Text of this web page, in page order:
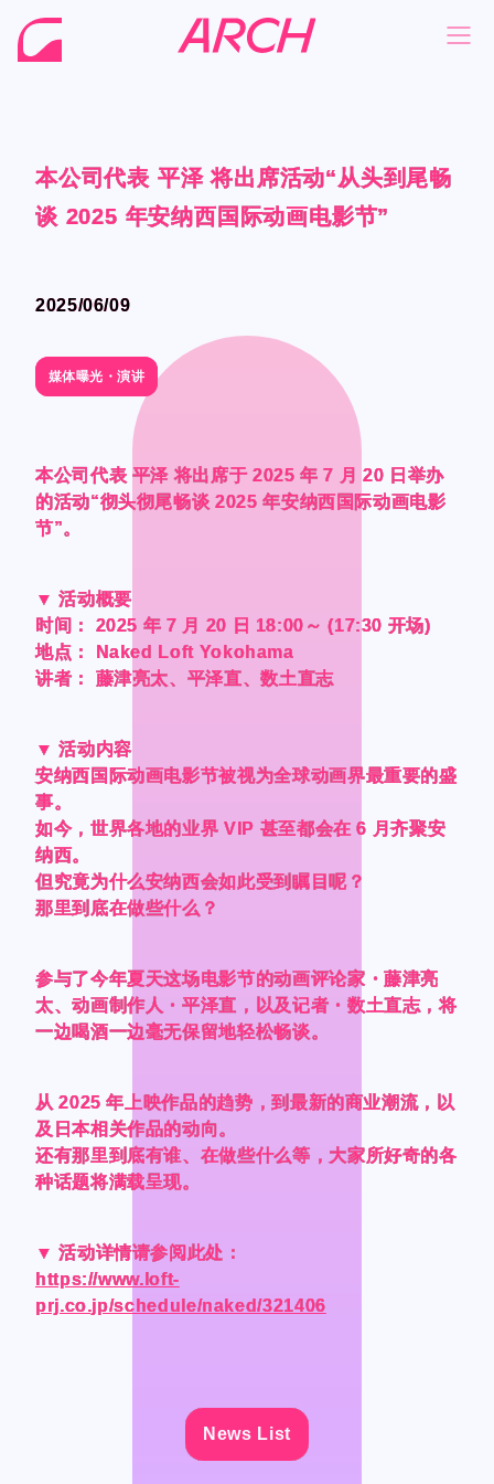
本公司代表 平泽 将出席活动“从头到尾畅
谈 2025 年安纳西国际动画电影节”
2025/06/09
本公司代表 平泽 将出席于 2025 年 7 月 20 日举办
的活动“彻头彻尾畅谈 2025 年安纳西国际动画电影
节”。
▼ 活动概要
时间： 2025 年 7 月 20 日 18:00～ (17:30 开场)
地点： Naked Loft Yokohama
讲者： 藤津亮太、平泽直、数土直志
▼ 活动内容
安纳西国际动画电影节被视为全球动画界最重要的盛
事。
如今，世界各地的业界 VIP 甚至都会在 6 月齐聚安
纳西。
但究竟为什么安纳西会如此受到瞩目呢？
那里到底在做些什么？
参与了今年夏天这场电影节的动画评论家・藤津亮
太、动画制作人・平泽直，以及记者・数土直志，将
一边喝酒一边毫无保留地轻松畅谈。
从 2025 年上映作品的趋势，到最新的商业潮流，以
及日本相关作品的动向。
还有那里到底有谁、在做些什么等，大家所好奇的各
种话题将满载呈现。
▼ 活动详情请参阅此处：
https://www.loft-
prj.co.jp/schedule/naked/321406
News List
本公司代表 平泽 将出席活动“从头到尾畅
谈 2025 年安纳西国际动画电影节”
本公司代表 平泽 将出席于 2025 年 7 月 20 日举办
的活动“彻头彻尾畅谈 2025 年安纳西国际动画电影
节”。
▼ 活动概要
时间： 2025 年 7 月 20 日 18:00～ (17:30 开场)
地点： Naked Loft Yokohama
讲者： 藤津亮太、平泽直、数土直志
▼ 活动内容
安纳西国际动画电影节被视为全球动画界最重要的盛
事。
如今，世界各地的业界 VIP 甚至都会在 6 月齐聚安
纳西。
但究竟为什么安纳西会如此受到瞩目呢？
那里到底在做些什么？
参与了今年夏天这场电影节的动画评论家・藤津亮
太、动画制作人・平泽直，以及记者・数土直志，将
一边喝酒一边毫无保留地轻松畅谈。
从 2025 年上映作品的趋势，到最新的商业潮流，以
及日本相关作品的动向。
还有那里到底有谁、在做些什么等，大家所好奇的各
种话题将满载呈现。
▼ 活动详情请参阅此处：
https://www.loft-
prj.co.jp/schedule/naked/321406
News List
本公司代表 平泽 将出席活动“从头到尾畅
谈 2025 年安纳西国际动画电影节”
媒体曝光・演讲
本公司代表 平泽 将出席于 2025 年 7 月 20 日举办
的活动“彻头彻尾畅谈 2025 年安纳西国际动画电影
节”。
▼ 活动概要
时间： 2025 年 7 月 20 日 18:00～ (17:30 开场)
地点： Naked Loft Yokohama
讲者： 藤津亮太、平泽直、数土直志
▼ 活动内容
安纳西国际动画电影节被视为全球动画界最重要的盛
事。
如今，世界各地的业界 VIP 甚至都会在 6 月齐聚安
纳西。
但究竟为什么安纳西会如此受到瞩目呢？
那里到底在做些什么？
参与了今年夏天这场电影节的动画评论家・藤津亮
太、动画制作人・平泽直，以及记者・数土直志，将
一边喝酒一边毫无保留地轻松畅谈。
从 2025 年上映作品的趋势，到最新的商业潮流，以
及日本相关作品的动向。
还有那里到底有谁、在做些什么等，大家所好奇的各
种话题将满载呈现。
▼ 活动详情请参阅此处：
https://www.loft-
prj.co.jp/schedule/naked/321406
News List
NEWS
COMPANY
RECRUIT
CONTACT
Language
English
French
Chinese (Trad.)
Chinese (Sim.)
Arabic
Official SNS
Privacy Policy / Site Policy
NEWS
COMPANY
RECRUIT
CONTACT
Language
English
French
Chinese (Trad.)
Chinese (Sim.)
Arabic
Official SNS
Privacy Policy / Site Policy
本公司代表 平泽 将出席活动“从头到尾畅
谈 2025 年安纳西国际动画电影节”
2025/06/09
媒体曝光・演讲
本公司代表 平泽 将出席于 2025 年 7 月 20 日举办
的活动“彻头彻尾畅谈 2025 年安纳西国际动画电影
节”。
▼ 活动概要
时间： 2025 年 7 月 20 日 18:00～ (17:30 开场)
地点： Naked Loft Yokohama
讲者： 藤津亮太、平泽直、数土直志
▼ 活动内容
安纳西国际动画电影节被视为全球动画界最重要的盛
事。
如今，世界各地的业界 VIP 甚至都会在 6 月齐聚安
纳西。
但究竟为什么安纳西会如此受到瞩目呢？
那里到底在做些什么？
参与了今年夏天这场电影节的动画评论家・藤津亮
太、动画制作人・平泽直，以及记者・数土直志，将
一边喝酒一边毫无保留地轻松畅谈。
从 2025 年上映作品的趋势，到最新的商业潮流，以
及日本相关作品的动向。
还有那里到底有谁、在做些什么等，大家所好奇的各
种话题将满载呈现。
▼ 活动详情请参阅此处：
https://www.loft-
prj.co.jp/schedule/naked/321406
News List